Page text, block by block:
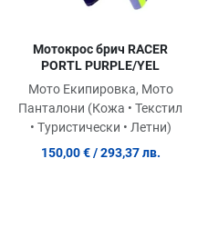
Мотокрос брич RACER
PORTL PURPLE/YEL
Мото Екипировка, Мото
Панталони (Кожа • Текстил
• Туристически • Летни)
150,00 € / 293,37 лв.